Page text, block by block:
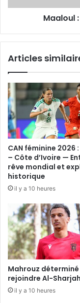
Maaloul
Articles
CAN féminine 2026
– Côte d’Ivoire —
rêve mondial et
historique
il y a 10 heures
Mahrouz déterminé
rejoindre Al-Sharjah
il y a 10 heures